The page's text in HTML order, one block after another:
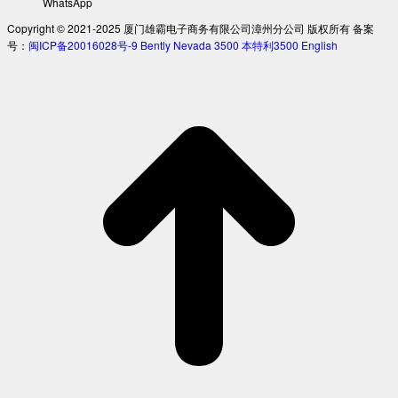
Copyright © 2021-2025 厦门雄霸电子商务有限公司漳州分公司 版权所有 备案
号： 闽ICP备20016028号-9 Bently Nevada 3500 本特利3500 English